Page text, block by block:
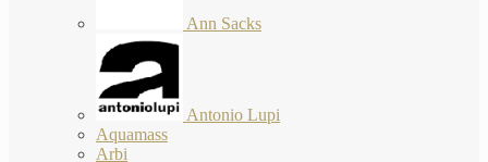
Ann Sacks
Antonio Lupi
Aquamass
Arbi